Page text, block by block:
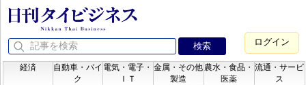
ログイン
経済
自動車・バイ
ク
電気・電子・
ＩＴ
金属・その他
製造
農水・食品・
医薬
流通・サービ
ス